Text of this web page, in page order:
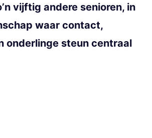
vijftig andere senioren, in
waar contact,
onderlinge steun centraal